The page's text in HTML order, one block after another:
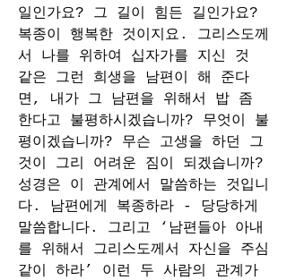
일인가요? 그 길이 힘든 길인가요?
복종이 행복한 것이지요. 그리스도께
서 나를 위하여 십자가를 지신 것
같은 그런 희생을 남편이 해 준다
면, 내가 그 남편을 위해서 밥 좀
한다고 불평하시겠습니까? 무엇이 불
평이겠습니까? 무슨 고생을 하던 그
것이 그리 어려운 짐이 되겠습니까?
성경은 이 관계에서 말씀하는 것입니
다. 남편에게 복종하라 - 당당하게
말씀합니다. 그리고 ‘남편들아 아내
를 위해서 그리스도께서 자신을 주심
같이 하라’ 이런 두 사람의 관계가